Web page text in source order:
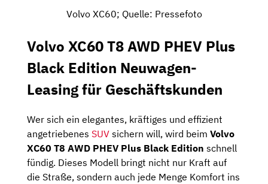
Volvo XC60; Quelle: Pressefoto
Volvo XC60 T8 AWD PHEV Plus
Black Edition Neuwagen-
Leasing für Geschäftskunden
Wer sich ein elegantes, kräftiges und effizient
angetriebenes SUV sichern will, wird beim Volvo
XC60 T8 AWD PHEV Plus Black Edition schnell
fündig. Dieses Modell bringt nicht nur Kraft auf
die Straße, sondern auch jede Menge Komfort ins